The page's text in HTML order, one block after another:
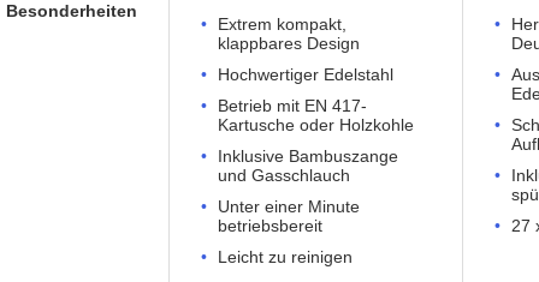
Extrem kompakt,
klappbares Design
Hochwertiger Edelstahl
Betrieb mit EN 417-
Kartusche oder Holzkohle
Inklusive Bambuszange
und Gasschlauch
Unter einer Minute
betriebsbereit
Leicht zu reinigen
27
Besonderheiten